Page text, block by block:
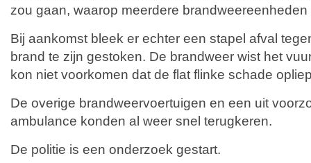
zou gaan, waarop meerdere
Bij aankomst bleek er echter een stapel afval
brand te zijn gestoken. De brandweer wist het
kon niet voorkomen dat de flat flinke schade
De overige brandweervoertuigen en een uit
ambulance konden al weer snel terugkeren.
De politie is een onderzoek gestart.